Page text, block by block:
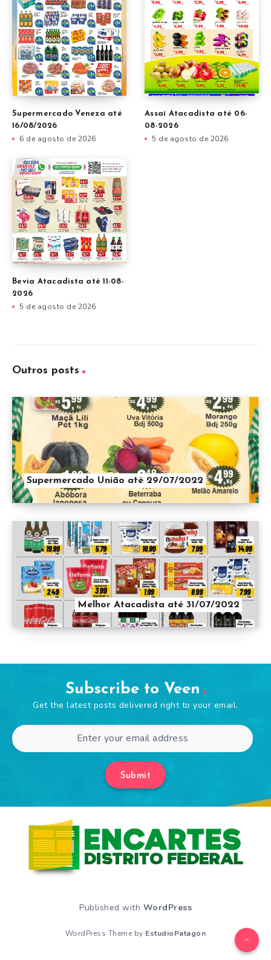
Supermercado Veneza até
16/08/2026
6 de agosto de 2026
Assaí Atacadista até 06-
08-2026
5 de agosto de 2026
Bevia Atacadista até 11-08-
2026
5 de agosto de 2026
Outros posts
Supermercado União até 29/07/2022
Melhor Atacadista até 31/07/2022
Subscribe to Veen
Get the latest posts delivered right to your email.
Submit
Published with WordPress
WordPress Theme by EstudioPatagon